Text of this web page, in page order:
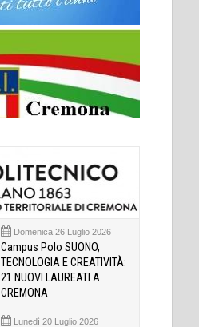
Domenica 26 Luglio 2026
Campus Polo SUONO,
TECNOLOGIA E CREATIVITÀ:
21 NUOVI LAUREATI A
CREMONA
Lunedì 20 Luglio 2026